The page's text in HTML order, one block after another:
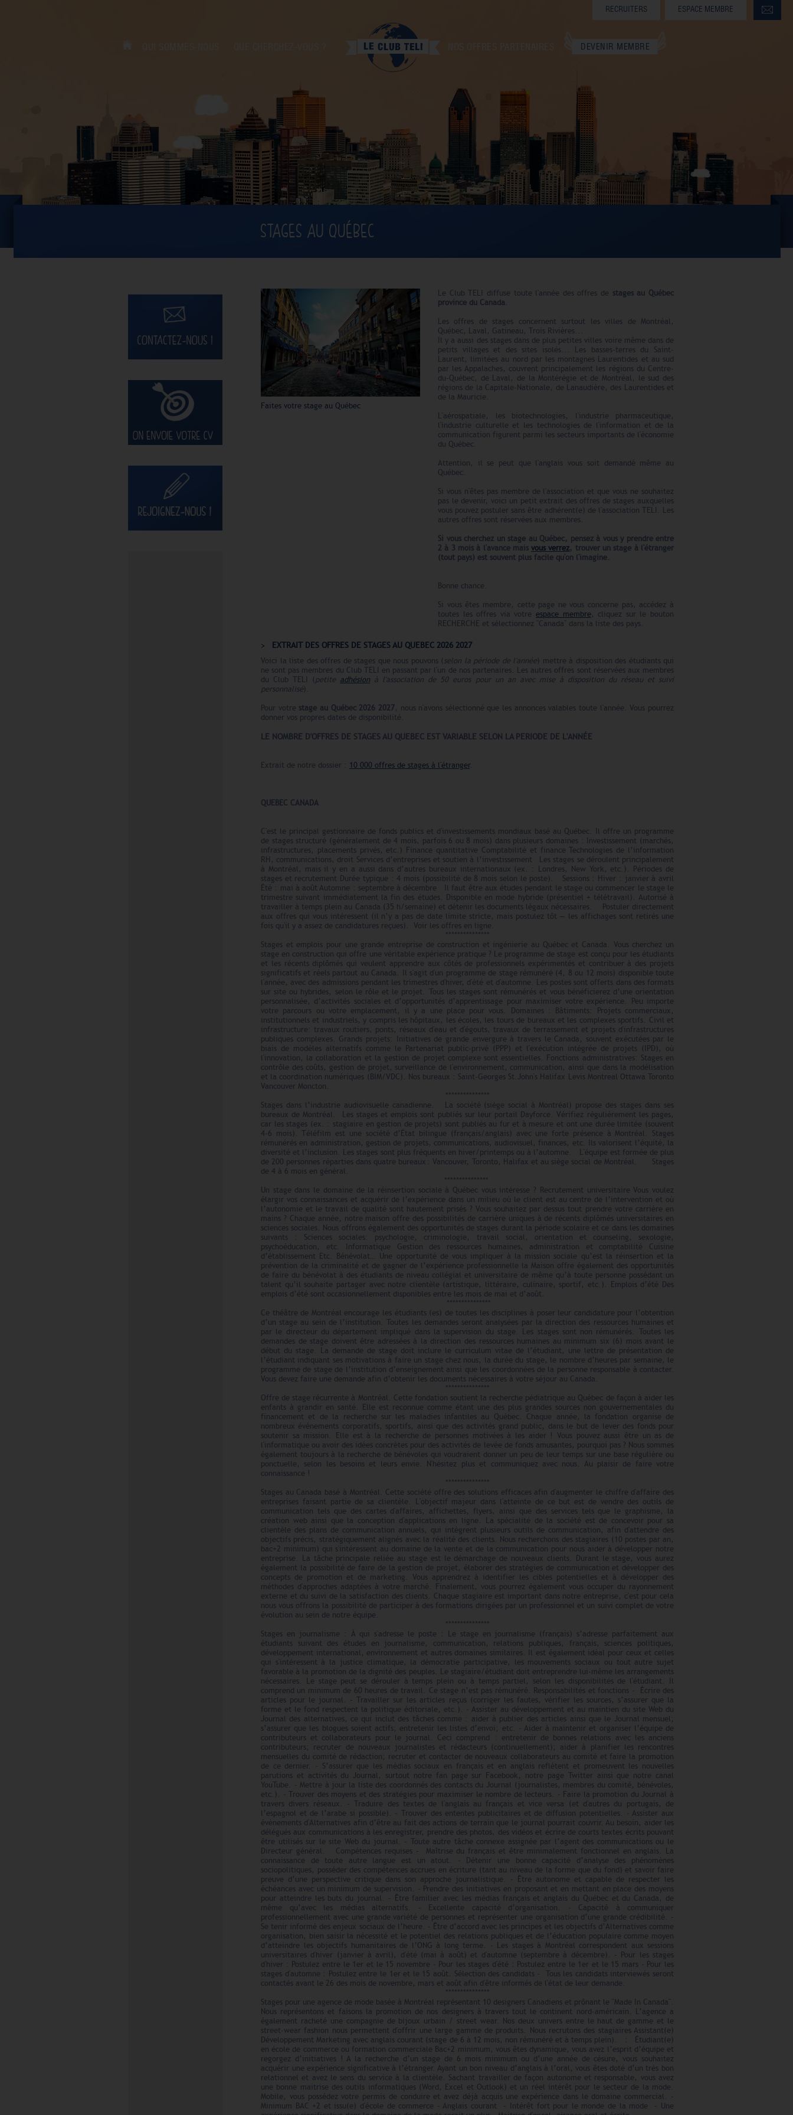
DEVENIR MEMBRE
RECRUITERS ESPACE MEMBRE
STAGES AU QUÉBEC
Faites votre stage au Québec
Le Club TELI diffuse toute l'année des offres de stages au Québec
province du Canada.
Les offres de stages concernent surtout les villes de Montréal,
Québec, Laval, Gatineau, Trois Rivières...
Il y a aussi des stages dans de plus petites villes voire même dans de
petits villages et des sites isolés... Les basses-terres du Saint-
Laurent, limitées au nord par les montagnes Laurentides et au sud
par les Appalaches, couvrent principalement les régions du Centre-
du-Québec, de Laval, de la Montérégie et de Montréal, le sud des
régions de la Capitale-Nationale, de Lanaudière, des Laurentides et
de la Mauricie.
L'aérospatiale, les biotechnologies, l'industrie pharmaceutique,
l'industrie culturelle et les technologies de l'information et de la
communication figurent parmi les secteurs importants de l'économie
du Québec.
Attention, il se peut que l'anglais vous soit demandé même au
Québec.
Si vous n'êtes pas membre de l'association et que vous ne souhaitez
pas le devenir, voici un petit extrait des offres de stages auxquelles
vous pouvez postuler sans être adhérent(e) de l'association TELI. Les
autres offres sont réservées aux membres.
Si vous cherchez un stage au Québec, pensez à vous y prendre entre
2 à 3 mois à l'avance maisvous verrez, trouver un stage à l'étranger
(tout pays) est souvent plus facile qu'on l'imagine.
Bonne chance.
Si vous êtes membre, cette page ne vous concerne pas, accédez à
toutes les offres via votre espace membre, cliquez sur le bouton
RECHERCHE et sélectionnez "Canada" dans la liste des pays.
EXTRAIT DES OFFRES DE STAGES AU QUEBEC 2026 2027
Voici la liste des offres de stages que nous pouvons (selon la période de l'année) mettre à disposition des étudiants qui
ne sont pas membres du Club TELI en passant par l'un de nos partenaires. Les autres offres sont réservées aux membres
du Club TELI (petite adhésion à l'association de 50 euros pour un an avec mise à disposition du réseau et suivi
personnalisé).
Pour votre stage au Québec2026 2027, nous n'avons sélectionné que les annonces valables toute l'année. Vous pourrez
donner vos propres dates de disponibilité.
LE NOMBRE D'OFFRES DE STAGES AU QUEBEC EST VARIABLE SELON LA PERIODE DE L'ANNÉE
Extrait de notre dossier : 10 000 offres de stages à l'étranger.
QUEBEC CANADA
C'est le principal gestionnaire de fonds publics et d'investissements mondiaux basé au Québec. Il offre un programme
de stages structuré (généralement de 4 mois, parfois 6 ou 8 mois) dans plusieurs domaines : Investissement (marchés,
infrastructures, placements privés, etc.) Finance quantitative Comptabilité et finance Technologies de l’information
RH, communications, droit Services d’entreprises et soutien à l’investissement Les stages se déroulent principalement
à Montréal, mais il y en a aussi dans d’autres bureaux internationaux (ex. : Londres, New York, etc.). Périodes de
stages et recrutement Durée typique : 4 mois (possibilité de 8 mois selon le poste). Sessions : Hiver : janvier à avril
Été : mai à août Automne : septembre à décembre Il faut être aux études pendant le stage ou commencer le stage le
trimestre suivant immédiatement la fin des études. Disponible en mode hybride (présentiel + télétravail). Autorisé à
travailler à temps plein au Canada (35 h/semaine) et détenir les documents légaux nécessaires. Postuler directement
aux offres qui vous intéressent (il n’y a pas de date limite stricte, mais postulez tôt — les affichages sont retirés une
fois qu'il y a assez de candidatures reçues). Voir les offres en ligne.
***************
Stages et emplois pour une grande entreprise de construction et ingénierie au Québec et Canada. Vous cherchez un
stage en construction qui offre une véritable expérience pratique ? Le programme de stage est conçu pour les étudiants
et les récents diplômés qui veulent apprendre aux côtés de professionnels expérimentés et contribuer à des projets
significatifs et réels partout au Canada. Il s'agit d'un programme de stage rémunéré (4, 8 ou 12 mois) disponible toute
l'année, avec des admissions pendant les trimestres d'hiver, d'été et d'automne. Les postes sont offerts dans des formats
sur site ou hybrides, selon le rôle et le projet. Tous les stages sont rémunérés et vous bénéficierez d’une orientation
personnalisée, d’activités sociales et d’opportunités d’apprentissage pour maximiser votre expérience. Peu importe
votre parcours ou votre emplacement, il y a une place pour vous. Domaines : Bâtiments: Projets commerciaux,
institutionnels et industriels, y compris les hôpitaux, les écoles, les tours de bureaux et les complexes sportifs. Civil et
infrastructure: travaux routiers, ponts, réseaux d'eau et d'égouts, travaux de terrassement et projets d'infrastructures
publiques complexes. Grands projets: Initiatives de grande envergure à travers le Canada, souvent exécutées par le
biais de modèles alternatifs comme le Partenariat public-privé (PPP) et l'exécution intégrée de projets (IPD), où
l'innovation, la collaboration et la gestion de projet complexe sont essentielles. Fonctions administratives: Stages en
contrôle des coûts, gestion de projet, surveillance de l'environnement, communication, ainsi que dans la modélisation
et la coordination numériques (BIM/VDC). Nos bureaux : Saint-Georges St.John's Halifax Levis Montreal Ottawa Toronto
Vancouver Moncton.
***************
Stages dans l’industrie audiovisuelle canadienne. La société (siège social à Montréal) propose des stages dans ses
bureaux de Montréal. Les stages et emplois sont publiés sur leur portail Dayforce. Vérifiez régulièrement les pages,
car les stages (ex. : stagiaire en gestion de projets) sont publiés au fur et à mesure et ont une durée limitée (souvent
4-6 mois). Téléfilm est une société d’État bilingue (français/anglais) avec une forte présence à Montréal. Stages
rémunérés en administration, gestion de projets, communications, audiovisuel, finances, etc. Ils valorisent l’équité, la
diversité et l’inclusion. Les stages sont plus fréquents en hiver/printemps ou à l’automne. L'équipe est formée de plus
de 200 personnes réparties dans quatre bureaux : Vancouver, Toronto, Halifax et au siège social de Montréal. Stages
de 4 à 6 mois en général.
***************
Un stage dans le domaine de la réinsertion sociale à Québec vous intéresse ? Recrutement universitaire Vous voulez
élargir vos connaissances et acquérir de l’expérience dans un milieu où le client est au centre de l’intervention et où
l’autonomie et le travail de qualité sont hautement prisés ? Vous souhaitez par dessus tout prendre votre carrière en
mains ? Chaque année, notre maison offre des possibilités de carrière uniques à de récents diplômés universitaires en
sciences sociales. Nous offrons également des opportunités de stages durant la période scolaire et ce dans les domaines
suivants : Sciences sociales: psychologie, criminologie, travail social, orientation et counseling, sexologie,
psychoéducation, etc. Informatique Gestion des ressources humaines, administration et comptabilité Cuisine
d’établissement Etc. Bénévolat… Une opportunité de vous impliquer à la mission sociale qu’est la réinsertion et la
prévention de la criminalité et de gagner de l’expérience professionnelle la Maison offre également des opportunités
de faire du bénévolat à des étudiants de niveau collégial et universitaire de même qu’à toute personne possédant un
talent qu’il souhaite partager avec notre clientèle (artistique, littéraire, culinaire, sportif, etc.). Emplois d’été Des
emplois d’été sont occasionnellement disponibles entre les mois de mai et d’août.
***************
Ce théâtre de Montréal encourage les étudiants (es) de toutes les disciplines à poser leur candidature pour l’obtention
d’un stage au sein de l’institution. Toutes les demandes seront analysées par la direction des ressources humaines et
par le directeur du département impliqué dans la supervision du stage. Les stages sont non rémunérés. Toutes les
demandes de stage doivent être adressées à la direction des ressources humaines au minimum six (6) mois avant le
début du stage. La demande de stage doit inclure le curriculum vitae de l’étudiant, une lettre de présentation de
l’étudiant indiquant ses motivations à faire un stage chez nous, la durée du stage, le nombre d’heures par semaine, le
programme de stage de l’institution d’enseignement ainsi que les coordonnées de la personne responsable à contacter.
Vous devez faire une demande afin d’obtenir les documents nécessaires à votre séjour au Canada.
***************
Offre de stage récurrente à Montréal. Cette fondation soutient la recherche pédiatrique au Québec de façon à aider les
enfants à grandir en santé. Elle est reconnue comme étant une des plus grandes sources non gouvernementales du
financement et de la recherche sur les maladies infantiles au Québec. Chaque année, la fondation organise de
nombreux événements corporatifs, sportifs, ainsi que des activités grand public, dans le but de lever des fonds pour
soutenir sa mission. Elle est à la recherche de personnes motivées à les aider ! Vous pouvez aussi être un as de
l'informatique ou avoir des idées concrètes pour des activités de levée de fonds amusantes, pourquoi pas ? Nous sommes
également toujours à la recherche de bénévoles qui voudraient donner un peu de leur temps sur une base régulière ou
ponctuelle, selon les besoins et leurs envie. N'hésitez plus et communiquez avec nous. Au plaisir de faire votre
connaissance !
***************
Stages au Canada basé à Montréal. Cette société offre des solutions efficaces afin d'augmenter le chiffre d'affaire des
entreprises faisant partie de sa clientèle. L'objectif majeur dans l'atteinte de ce but est de vendre des outils de
communication tels que des cartes d'affaires, affichettes, flyers, ainsi que des services tels que le graphisme, la
création web ainsi que la conception d'applications en ligne. La spécialité de la société est de concevoir pour sa
clientèle des plans de communication annuels, qui intègrent plusieurs outils de communication, afin d'attendre des
objectifs précis, stratégiquement alignés avec la réalité des clients. Nous recherchons des stagiaires (10 postes par an,
bac+2 minimum) qui s'intéressent au domaine de la vente et de la communication pour nous aider à développer notre
entreprise. La tâche principale reliée au stage est le démarchage de nouveaux clients. Durant le stage, vous aurez
également la possibilité de faire de la gestion de projet, élaborer des stratégies de communication et développer des
concepts de promotion et de marketing. Vous apprendrez à identifier les cibles potentielles et à développer des
méthodes d'approches adaptées à votre marché. Finalement, vous pourrez également vous occuper du rayonnement
externe et du suivi de la satisfaction des clients. Chaque stagiaire est important dans notre entreprise, c'est pour cela
nous vous offrons la possibilité de participer à des formations dirigées par un professionnel et un suivi complet de votre
évolution au sein de notre équipe.
***************
Stages en journalisme : À qui s'adresse le poste : Le stage en journalisme (français) s’adresse parfaitement aux
étudiants suivant des études en journalisme, communication, relations publiques, français, sciences politiques,
développement international, environnement et autres domaines similaires. Il est également idéal pour ceux et celles
qui s'intéressent à la justice climatique, la démocratie participative, les mouvements sociaux ou tout autre sujet
favorable à la promotion de la dignité des peuples. Le stagiaire/étudiant doit entreprendre lui-même les arrangements
nécessaires. Le stage peut se dérouler à temps plein ou à temps partiel, selon les disponibilités de l'étudiant. Il
comprend un minimum de 60 heures de travail. Ce stage n’est pas rémunéré. Responsabilités et fonctions - Écrire des
articles pour le journal. - Travailler sur les articles reçus (corriger les fautes, vérifier les sources, s’assurer que la
forme et le fond respectent la politique éditoriale, etc.). - Assister au développement et au maintien du site Web du
Journal des alternatives, ce qui inclut des tâches comme : aider à publier des articles ainsi que le Journal mensuel;
s’assurer que les blogues soient actifs; entretenir les listes d’envoi; etc. - Aider à maintenir et organiser l’équipe de
contributeurs et collaborateurs pour le journal. Ceci comprend : entretenir de bonnes relations avec les anciens
contributeurs; recruter de nouveaux journalistes et rédacteurs (continuellement); aider à planifier les rencontres
mensuelles du comité de rédaction; recruter et contacter de nouveaux collaborateurs au comité et faire la promotion
de ce dernier. - S’assurer que les médias sociaux en français et en anglais reflètent et promeuvent les nouvelles
parutions et activités du Journal, surtout notre fan page sur Facebook, notre page Twitter ainsi que notre canal
YouTube. - Mettre à jour la liste des coordonnés des contacts du Journal (journalistes, membres du comité, bénévoles,
etc.). - Trouver des moyens et des stratégies pour maximiser le nombre de lecteurs. - Faire la promotion du Journal à
travers divers réseaux. - Traduire des textes de l'anglais au français et vice versa (et d'autres du portugais, de
l’espagnol et de l’arabe si possible). - Trouver des ententes publicitaires et de diffusion potentielles. - Assister aux
évènements d'Alternatives afin d’être au fait des actions de terrain que le journal pourrait couvrir. Au besoin, aider les
délégués aux communications à les enregistrer, prendre des photos, des vidéos et écrire de courts textes écrits pouvant
être utilisés sur le site Web du journal. - Toute autre tâche connexe assignée par l’agent des communications ou le
Directeur général. Compétences requises - Maîtrise du français et être minimalement fonctionnel en anglais. La
connaissance de toute autre langue est un atout. - Détenir une bonne capacité d’analyse des phénomènes
sociopolitiques, posséder des compétences accrues en écriture (tant au niveau de la forme que du fond) et savoir faire
preuve d’une perspective critique dans son approche journalistique. - Être autonome et capable de respecter les
échéances avec un minimum de supervision. - Prendre des initiatives en proposant et en mettant en place des moyens
pour atteindre les buts du journal. - Être familier avec les médias français et anglais du Québec et du Canada, de
même qu’avec les médias alternatifs. - Excellente capacité d’organisation. - Capacité à communiquer
professionnellement avec une grande variété de personnes et représenter une organisation d’une grande crédibilité. -
Se tenir informé des enjeux sociaux de l’heure. - Être d’accord avec les principes et les objectifs d’Alternatives comme
organisation, bien saisir la nécessité et le potentiel des relations publiques et de l’éducation populaire comme moyen
d’atteindre les objectifs humanitaires de l’ONG à long terme. - Les stages à Montréal correspondent aux sessions
universitaires d'hiver (janvier à avril), d'été (mai à août) et d'automne (septembre à décembre). - Pour les stages
d'hiver : Postulez entre le 1er et le 15 novembre - Pour les stages d'été : Postulez entre le 1er et le 15 mars - Pour les
stages d'automne : Postulez entre le 1er et le 15 août. Sélection des candidats - Tous les candidats interviewés seront
contactés avant le 26 des mois de novembre, mars et août afin d'être informés de l'état de leur demande.
***************
Stages pour une agence de mode basée à Montréal représentant 10 designers Canadiens et prônant le "Made In Canada".
Nous représentons et faisons la promotion de nos designers à travers tout le continent nord-américain. L’agence a
également racheté une compagnie de bijoux urbain / street wear. Nos deux univers entre le haut de gamme et le
street-wear fashion nous permettent d'offrir une large gamme de produits. Nous recrutons des stagiaires Assistant(e)
Développement Marketing avec anglais courant (stage de 6 à 12 mois, non rémunéré et à temps plein). : Étudiant(e)
en école de commerce ou formation commerciale Bac+2 minimum, vous êtes dynamique, vous avez l’esprit d’équipe et
regorgez d’initiatives ! A la recherche d’un stage de 6 mois minimum ou d’une année de césure, vous souhaitez
acquérir une expérience significative à l’étranger. Ayant un bon niveau d’anglais à l’oral, vous êtes doté d’un très bon
relationnel et avez le sens du service à la clientèle. Sachant travailler de façon autonome et responsable, vous avez
une bonne maitrise des outils informatiques (Word, Excel et Outlook) et un réel intérêt pour le secteur de la mode.
Mobile, vous possédez votre permis de conduire et avez déjà acquis une expérience dans le domaine commercial. -
Minimum BAC +2 et issu(e) d'école de commerce - Anglais courant - Intérêt fort pour le monde de la mode - Une